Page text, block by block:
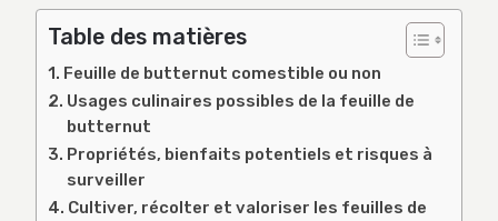
Table des matières
Feuille de butternut comestible ou non
Usages culinaires possibles de la feuille de
butternut
Propriétés, bienfaits potentiels et risques à
surveiller
Cultiver, récolter et valoriser les feuilles de